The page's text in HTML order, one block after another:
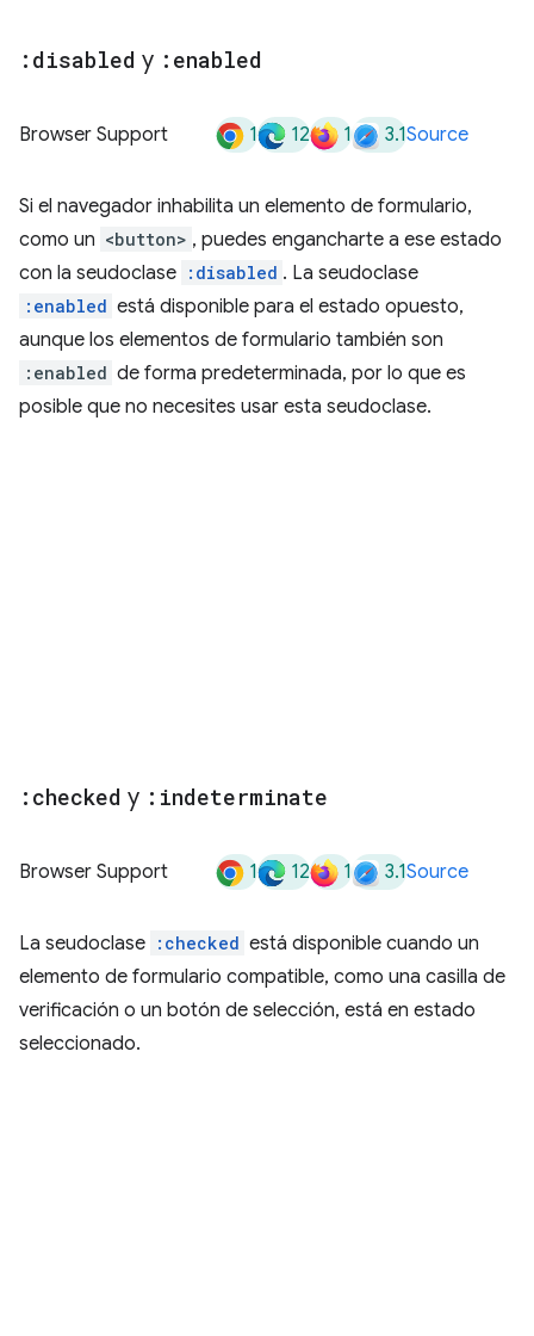
:disabled y :enabled
Browser Support 1 12 1 3.1Source
Si el navegador inhabilita un elemento de formulario,
como un <button> , puedes engancharte a ese estado
con la seudoclase :disabled . La seudoclase
:enabled está disponible para el estado opuesto,
aunque los elementos de formulario también son
:enabled de forma predeterminada, por lo que es
posible que no necesites usar esta seudoclase.
:checked y :indeterminate
Browser Support 1 12 1 3.1Source
La seudoclase :checked está disponible cuando un
elemento de formulario compatible, como una casilla de
verificación o un botón de selección, está en estado
seleccionado.